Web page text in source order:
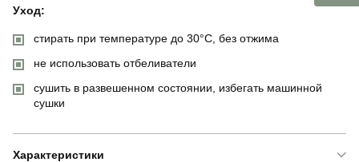
Уход:
стирать при температуре до 30°C, без отжима
не использовать отбеливатели
сушить в развешенном состоянии, избегать машинной
сушки
Характеристики